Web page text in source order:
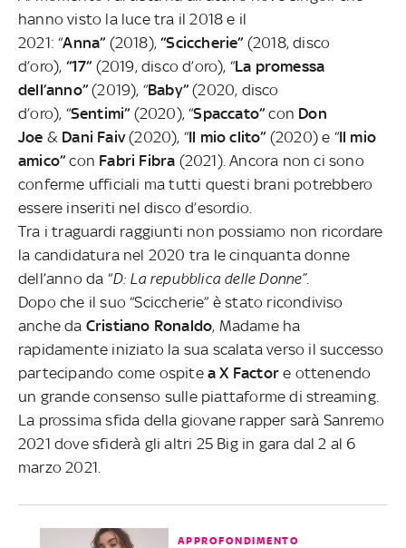
hanno visto la luce tra il 2018 e il
2021: “Anna” (2018),“Sciccherie” (2018, disco
d’oro), “17” (2019, disco d’oro), “La promessa
dell’anno” (2019), “Baby” (2020, disco
d’oro), “Sentimi” (2020), “Spaccato” con Don
Joe & Dani Faiv(2020), “Il mio clito” (2020) e “Il mio
amico” con Fabri Fibra (2021). Ancora non ci sono
conferme ufficiali ma tutti questi brani potrebbero
essere inseriti nel disco d’esordio.
Tra i traguardi raggiunti non possiamo non ricordare
la candidatura nel 2020 tra le cinquanta donne
dell’anno da “D: La repubblica delle Donne”.
Dopo che il suo “Sciccherie” è stato ricondiviso
anche da Cristiano Ronaldo, Madame ha
rapidamente iniziato la sua scalata verso il successo
partecipando come ospite a X Factor e ottenendo
un grande consenso sulle piattaforme di streaming.
La prossima sfida della giovane rapper sarà Sanremo
2021 dove sfiderà gli altri 25 Big in gara dal 2 al 6
marzo 2021.
APPROFONDIMENTO